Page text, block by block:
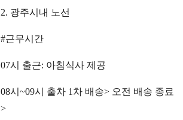
2. 광주시내 노선
#근무시간
07시 출근: 아침식사 제공
08시~09시 출차 1차 배송> 오전 배송 종료
>